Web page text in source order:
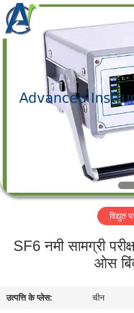
उत्पादों
में
भ्रमण
नियंत्रण
Advanced
Instruments
Co.,Limited.
All
Rights
विद्युत
SF6 नमी सामग्री
ओस
उत्पत्ति के प्लेस: चीन